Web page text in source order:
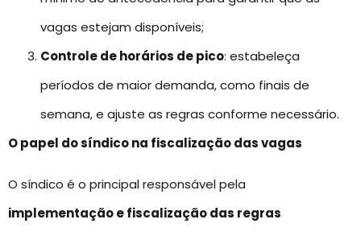
vagas estejam disponíveis;
Controle de horários de pico: estabeleça
períodos de maior demanda, como finais de
semana, e ajuste as regras conforme necessário.
O papel do síndico na fiscalização das vagas
O síndico é o principal responsável pela
implementação e fiscalização das regras